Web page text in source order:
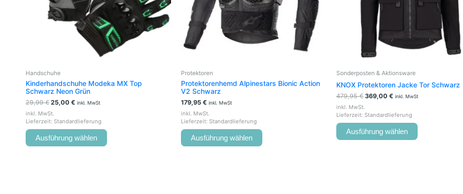
Handschuhe
Kinderhandschuhe Modeka MX Top
Schwarz Neon Grün
29,99€ 25,00 € inkl. MwSt
inkl. MwSt.
Lieferzeit: Standardlieferung
Ausführung wählen
können
der
Produktseite
gewählt
Protektoren
Protektorenhemd Alpinestars Bionic Action
V2 Schwarz
179,95 € inkl. MwSt
inkl. MwSt.
Lieferzeit: Standardlieferung
Ausführung wählen
können
der
Produktseite
Sonderposten & Aktionsware
KNOX Protektoren Jacke Tor Schwarz
479,95€ 369,00 € inkl. MwSt
inkl. MwSt.
Lieferzeit: Standardlieferung
Ausführung wählen
können
Produktseite
gewählt